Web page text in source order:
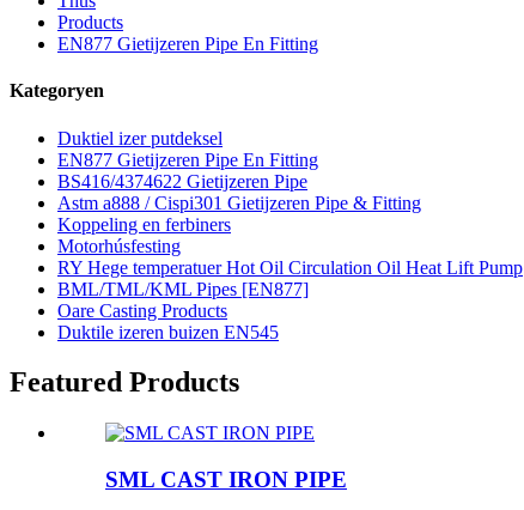
Products
EN877 Gietijzeren Pipe En Fitting
Kategoryen
Duktiel izer putdeksel
EN877 Gietijzeren Pipe En Fitting
BS416/4374622 Gietijzeren Pipe
Astm a888 / Cispi301 Gietijzeren Pipe & Fitting
Koppeling en ferbiners
Motorhúsfesting
RY Hege temperatuer Hot Oil Circulation Oil Heat Lift Pump
BML/TML/KML Pipes [EN877]
Oare Casting Products
Duktile izeren buizen EN545
Featured Products
SML CAST IRON PIPE